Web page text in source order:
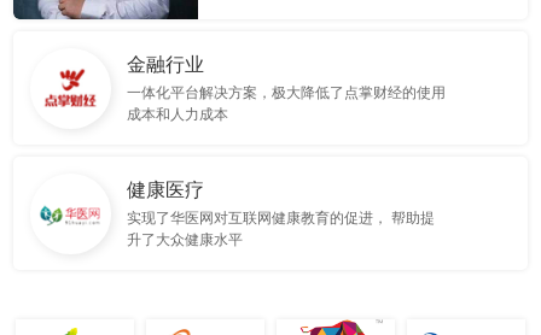
金融行业
一体化平台解决方案，极大降低了点掌财经的使用
成本和人力成本
健康医疗
实现了华医网对互联网健康教育的促进， 帮助提
升了大众健康水平